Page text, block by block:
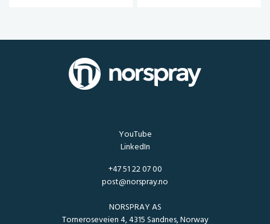
YouTube
LinkedIn
+47 51 22 07 00
post@norspray.no
NORSPRAY AS
Torneroseveien 4, 4315 Sandnes, Norway